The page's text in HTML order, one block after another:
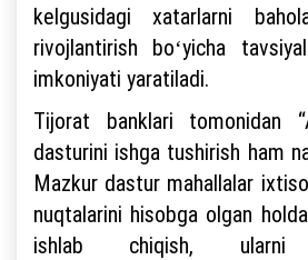
kelgusidagi xatarlarni
rivojlantirish boʻyicha
imkoniyati yaratiladi.
Tijorat banklari tomonidan
dasturini ishga tushirish ham
Mazkur dastur mahallalar
nuqtalarini hisobga olgan
ishlab chiqish, ularni